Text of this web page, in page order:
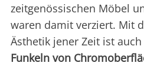
zeitgenössischen Möbel
waren damit verziert. Mit
Ästhetik jener Zeit ist
Funkeln von